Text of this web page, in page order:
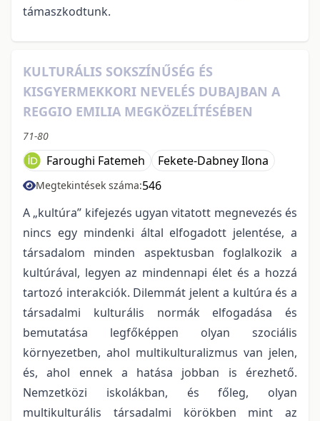
támaszkodtunk.
KULTURÁLIS SOKSZÍNŰSÉG ÉS
KISGYERMEKKORI NEVELÉS DUBAJBAN A
REGGIO EMILIA MEGKÖZELÍTÉSÉBEN
71-80
Faroughi Fatemeh Fekete-Dabney Ilona
Megtekintések száma:546
A „kultúra” kifejezés ugyan vitatott megnevezés és
nincs egy mindenki által elfogadott jelentése, a
társadalom minden aspektusban foglalkozik a
kultúrával, legyen az mindennapi élet és a hozzá
tartozó interakciók. Dilemmát jelent a kultúra és a
társadalmi kulturális normák elfogadása és
bemutatása legfőképpen olyan szociális
környezetben, ahol multikulturalizmus van jelen,
és, ahol ennek a hatása jobban is érezhető.
Nemzetközi iskolákban, és főleg, olyan
multikulturális társadalmi körökben mint az